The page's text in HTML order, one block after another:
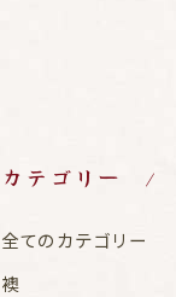
カテゴリー
全てのカテゴリー
襖